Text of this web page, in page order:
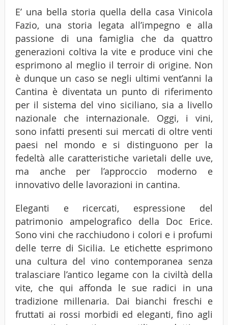
E’ una bella storia quella della casa Vinicola
Fazio, una storia legata all’impegno e alla
passione di una famiglia che da quattro
generazioni coltiva la vite e produce vini che
esprimono al meglio il terroir di origine. Non
è dunque un caso se negli ultimi vent’anni la
Cantina è diventata un punto di riferimento
per il sistema del vino siciliano, sia a livello
nazionale che internazionale. Oggi, i vini,
sono infatti presenti sui mercati di oltre venti
paesi nel mondo e si distinguono per la
fedeltà alle caratteristiche varietali delle uve,
ma anche per l’approccio moderno e
innovativo delle lavorazioni in cantina.
Eleganti e ricercati, espressione del
patrimonio ampelografico della Doc Erice.
Sono vini che racchiudono i colori e i profumi
delle terre di Sicilia. Le etichette esprimono
una cultura del vino contemporanea senza
tralasciare l’antico legame con la civiltà della
vite, che qui affonda le sue radici in una
tradizione millenaria. Dai bianchi freschi e
fruttati ai rossi morbidi ed eleganti, fino agli